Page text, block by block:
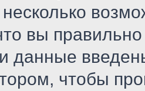
вы
данные
чтобы